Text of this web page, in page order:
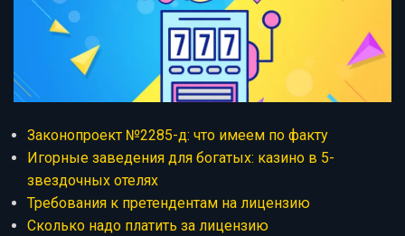
Законопроект №2285-д: что имеем по факту
Игорные заведения для богатых: казино в 5-
звездочных отелях
Требования к претендентам на лицензию
Сколько надо платить за лицензию